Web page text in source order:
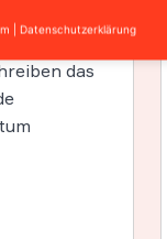
im
das
Datenschutzerklärung